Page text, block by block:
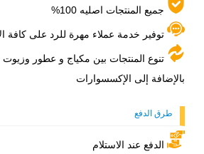
جميع المنتجات اصليه 100%
توفير خدمة عملاء مهرة للرد على كافة
تنوع المنتجات بين مكياج و عطور وزيوت
بالإضافة إلى الإكسسوارات
طرق الدفع
الدفع عند الاستلام